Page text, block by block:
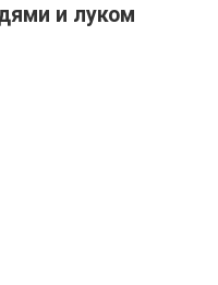
и луком